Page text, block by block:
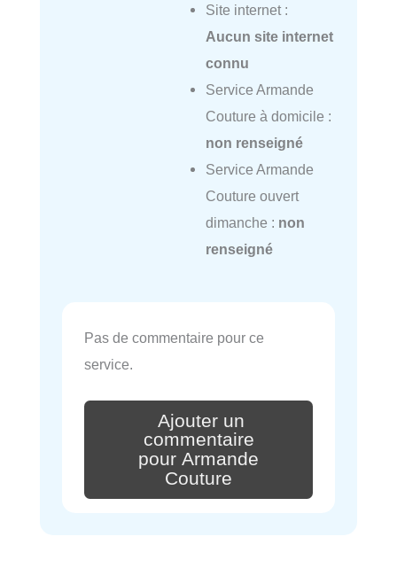
Site internet :
Aucun site internet
connu
Service Armande
Couture à domicile :
non renseigné
Service Armande
Couture ouvert
dimanche : non
renseigné
Pas de commentaire pour ce
service.
Ajouter un
commentaire
pour Armande
Couture